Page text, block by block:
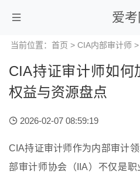
爱考
当前位置： 首页 > CIA内部审计师
CIA持证审计师如何
权益与资源盘点
2026-02-07 08:59:19
CIA持证审计师作为内部审计
部审计师协会（IIA）不仅是